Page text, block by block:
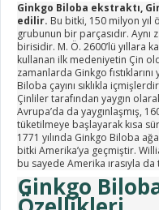
Ginkgo Biloba ekstraktı,
edilir. Bu bitki, 150 milyon
grubunun bir parçasıdır.
birisidir. M. Ö. 2600’lü yıllara
kullanan ilk medeniyetin Çin
zamanlarda Ginkgo
Biloba çayını sıklıkla
Çinliler tarafından yaygın
Avrupa’da da yaygınlaşmış,
tüketilmeye başlayarak kısa
1771 yılında Ginkgo Biloba
bitki Amerika’ya geçmiştir.
bu sayede Amerika ırasıyla da
Ginkgo